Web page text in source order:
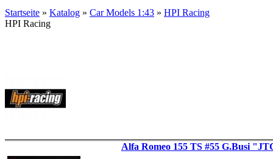
Startseite » Katalog » Car Models 1:43 » HPI Racing
HPI Racing
Alfa Romeo 155 TS #55 G.Busi